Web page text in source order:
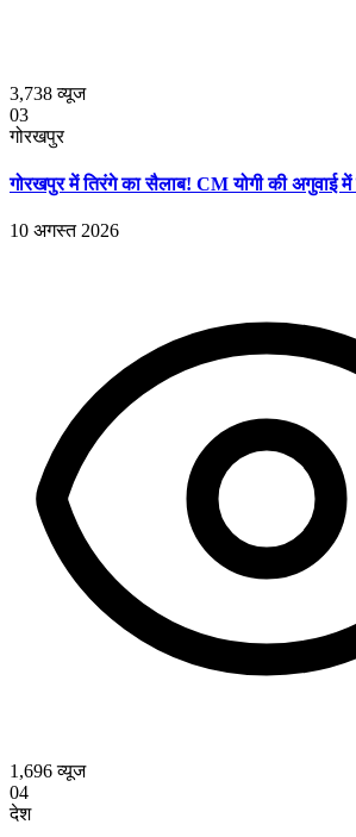
3,738व्यूज
03
गोरखपुर
गोरखपुर में तिरंगे का सैलाब! CM योगी की अगुवाई में
10 अगस्त 2026
1,696व्यूज
04
देश